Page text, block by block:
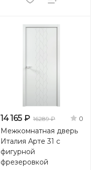
14 165 ₽ 16289 ₽ 0
Межкомнатная дверь
Италия Арте 31 с
фигурной
фрезеровкой